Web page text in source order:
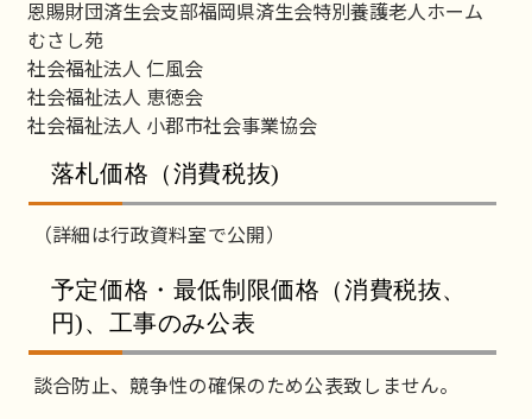
恩賜財団済生会支部福岡県済生会特別養護老人ホーム
むさし苑
社会福祉法人 仁風会
社会福祉法人 恵徳会
社会福祉法人 小郡市社会事業協会
落札価格（消費税抜)
（詳細は行政資料室で公開）
予定価格・最低制限価格（消費税抜、
円)、工事のみ公表
談合防止、競争性の確保のため公表致しません。